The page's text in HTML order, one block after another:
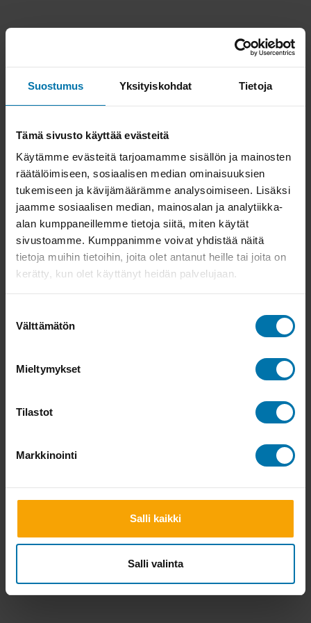
Suostumus Yksityiskohdat Tietoja
Tämä sivusto käyttää evästeitä
Käytämme evästeitä tarjoamamme sisällön ja mainosten
räätälöimiseen, sosiaalisen median ominaisuuksien
tukemiseen ja kävijämäärämme analysoimiseen. Lisäksi
jaamme sosiaalisen median, mainosalan ja analytiikka-
alan kumppaneillemme tietoja siitä, miten käytät
sivustoamme. Kumppanimme voivat yhdistää näitä
tietoja muihin tietoihin, joita olet antanut heille tai joita on
kerätty, kun olet käyttänyt heidän palvelujaan.
valinta
Välttämätön
Mieltymykset
Tilastot
Markkinointi
Salli kaikki
Salli valinta